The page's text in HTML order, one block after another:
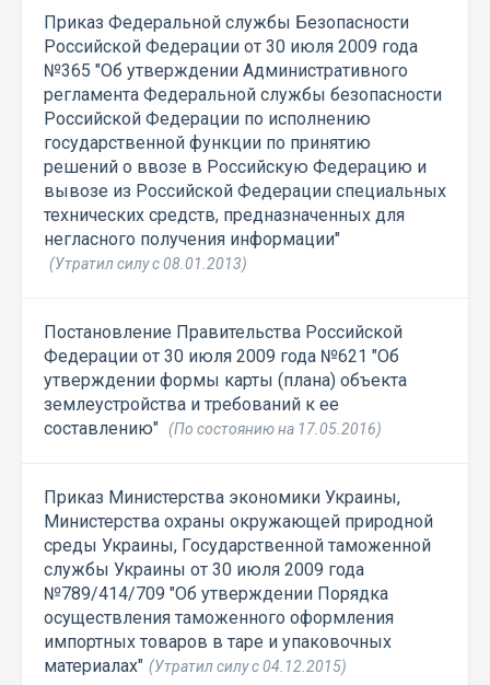
Приказ Федеральной службы Безопасности
Российской Федерации от 30 июля 2009 года
№365 "Об утверждении Административного
регламента Федеральной службы безопасности
Российской Федерации по исполнению
государственной функции по принятию
решений о ввозе в Российскую Федерацию и
вывозе из Российской Федерации специальных
технических средств, предназначенных для
негласного получения информации"
(Утратил силу с 08.01.2013)
Постановление Правительства Российской
Федерации от 30 июля 2009 года №621 "Об
утверждении формы карты (плана) объекта
землеустройства и требований к ее
составлению" (По состоянию на 17.05.2016)
Приказ Министерства экономики Украины,
Министерства охраны окружающей природной
среды Украины, Государственной таможенной
службы Украины от 30 июля 2009 года
№789/414/709 "Об утверждении Порядка
осуществления таможенного оформления
импортных товаров в таре и упаковочных
материалах" (Утратил силу с 04.12.2015)